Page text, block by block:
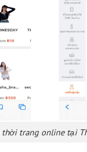
trang online tại